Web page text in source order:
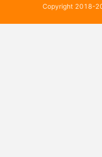
Copyright 2018-